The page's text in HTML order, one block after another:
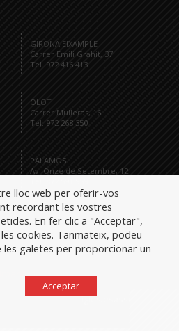
GIRONA EIXAMPLE
Carrer Emili Grahit, 37
Tel. 972 416 413
OLOT
Carrer Mulleras, 16
Tel. 972 268 350
PALAMÓS
Av. Onze de Setembre, 12
iglesiesassociats
lloc web per oferir-vos
recordant les vostres
En fer clic a "Acceptar",
cookies. Tanmateix, podeu
galetes per proporcionar un
Acceptar